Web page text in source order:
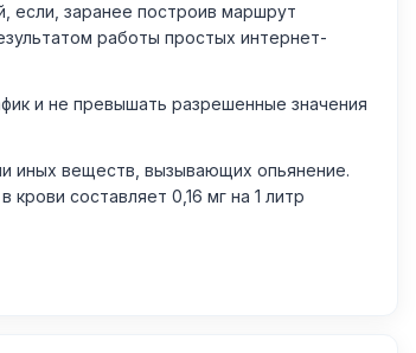
если, заранее построив маршрут
работы простых интернет-
и не превышать разрешенные значения
иных веществ, вызывающих опьянение.
составляет 0,16 мг на 1 литр